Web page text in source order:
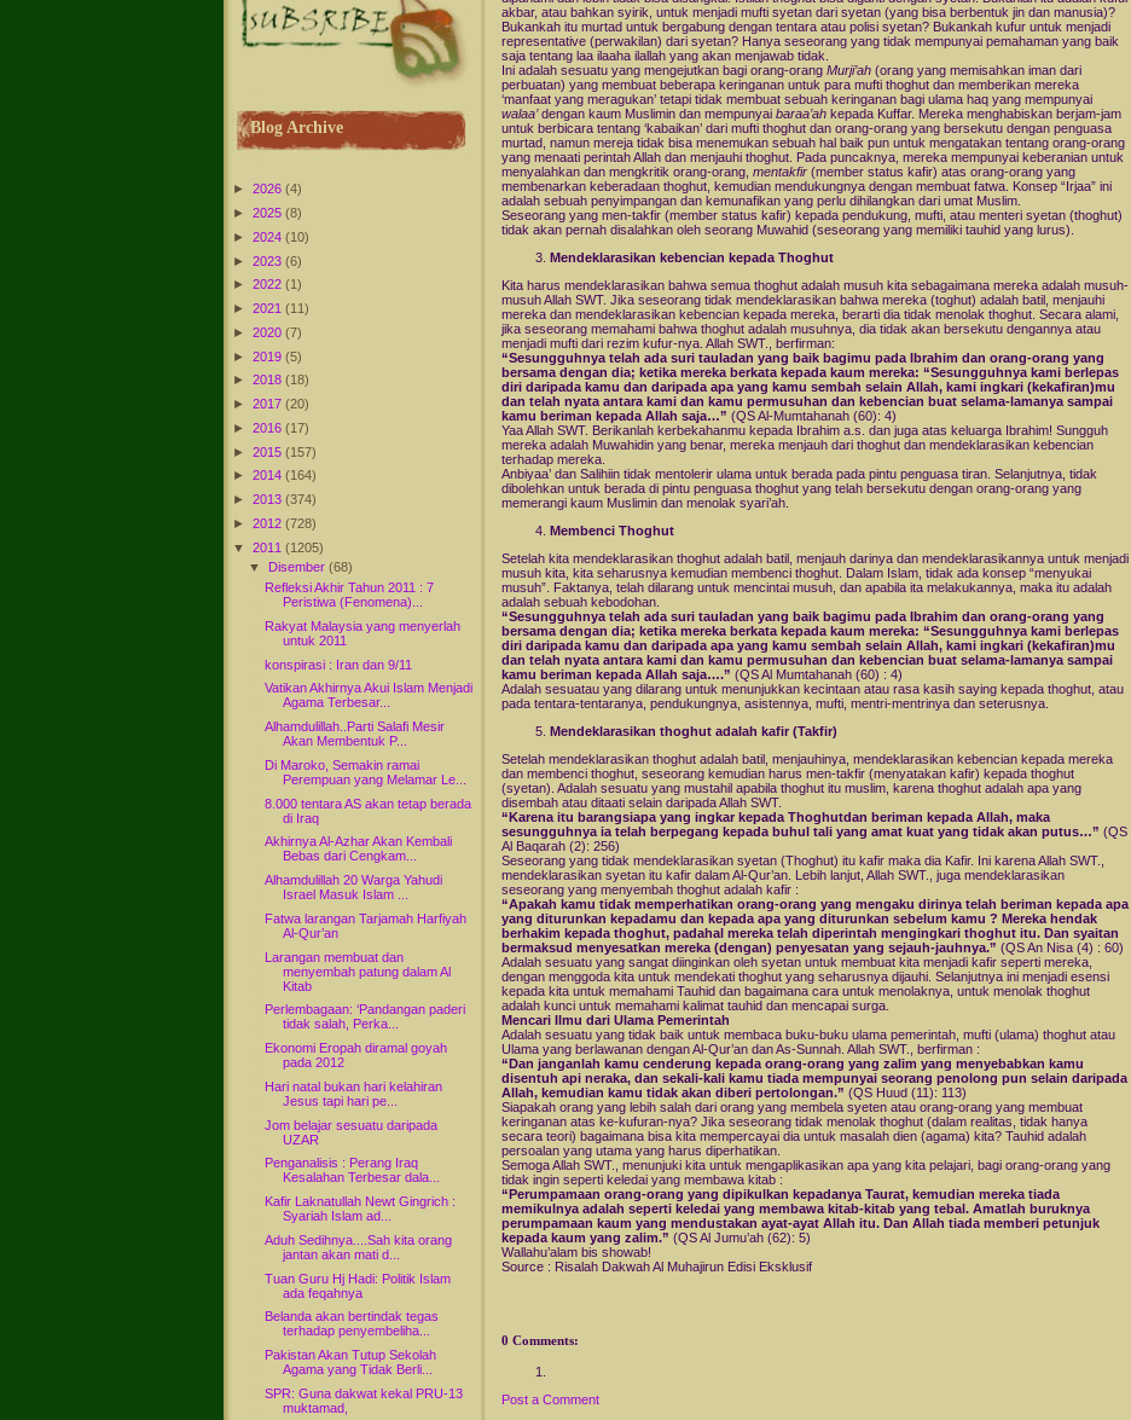
Blog Archive
► 2026 (4)
► 2025 (8)
► 2024 (10)
► 2023 (6)
► 2022 (1)
► 2021 (11)
► 2020 (7)
► 2019 (5)
► 2018 (18)
► 2017 (20)
► 2016 (17)
► 2015 (157)
► 2014 (164)
► 2013 (374)
► 2012 (728)
▼
2011 (1205)
▼
Disember(68)
Refleksi Akhir Tahun 2011 : 7
Peristiwa (Fenomena)...
Rakyat Malaysia yang menyerlah
untuk 2011
konspirasi : Iran dan 9/11
Vatikan Akhirnya Akui Islam Menjadi
Agama Terbesar...
Alhamdulillah..Parti Salafi Mesir
Akan Membentuk P...
Di Maroko, Semakin ramai
Perempuan yang Melamar Le...
8.000 tentara AS akan tetap berada
di Iraq
Akhirnya Al-Azhar Akan Kembali
Bebas dari Cengkam...
Alhamdulillah 20 Warga Yahudi
Israel Masuk Islam ...
Fatwa larangan Tarjamah Harfiyah
Al-Qur’an
Larangan membuat dan
menyembah patung dalam Al
Kitab
Perlembagaan: ‘Pandangan paderi
tidak salah, Perka...
Ekonomi Eropah diramal goyah
pada 2012
Hari natal bukan hari kelahiran
Jesus tapi hari pe...
Jom belajar sesuatu daripada
UZAR
Penganalisis : Perang Iraq
Kesalahan Terbesar dala...
Kafir Laknatullah Newt Gingrich :
Syariah Islam ad...
Aduh Sedihnya....Sah kita orang
jantan akan mati d...
Tuan Guru Hj Hadi: Politik Islam
ada feqahnya
Belanda akan bertindak tegas
terhadap penyembeliha...
Pakistan Akan Tutup Sekolah
Agama yang Tidak Berli...
SPR: Guna dakwat kekal PRU-13
muktamad,
akbar, atau bahkan syirik, untuk menjadi mufti syetan dari syetan (yang bisa berbentuk jin dan manusia)?
Bukankah itu murtad untuk bergabung dengan tentara atau polisi syetan? Bukankah kufur untuk menjadi
representative (perwakilan) dari syetan? Hanya seseorang yang tidak mempunyai pemahaman yang baik
saja tentang laa ilaaha ilallah yang akan menjawab tidak.
Ini adalah sesuatu yang mengejutkan bagi orang-orang Murji’ah (orang yang memisahkan iman dari
perbuatan) yang membuat beberapa keringanan untuk para mufti thoghut dan memberikan mereka
‘manfaat yang meragukan’ tetapi tidak membuat sebuah keringanan bagi ulama haq yang mempunyai
walaa’dengan kaum Muslimin dan mempunyai baraa’ah kepada Kuffar. Mereka menghabiskan berjam-jam
untuk berbicara tentang ‘kabaikan’ dari mufti thoghut dan orang-orang yang bersekutu dengan penguasa
murtad, namun mereja tidak bisa menemukan sebuah hal baik pun untuk mengatakan tentang orang-orang
yang menaati perintah Allah dan menjauhi thoghut. Pada puncaknya, mereka mempunyai keberanian untuk
menyalahkan dan mengkritik orang-orang, mentakfir (member status kafir) atas orang-orang yang
membenarkan keberadaan thoghut, kemudian mendukungnya dengan membuat fatwa. Konsep “Irjaa” ini
adalah sebuah penyimpangan dan kemunafikan yang perlu dihilangkan dari umat Muslim.
Seseorang yang men-takfir (member status kafir) kepada pendukung, mufti, atau menteri syetan (thoghut)
tidak akan pernah disalahkan oleh seorang Muwahid (seseorang yang memiliki tauhid yang lurus).
Mendeklarasikan kebencian kepada Thoghut
Kita harus mendeklarasikan bahwa semua thoghut adalah musuh kita sebagaimana mereka adalah musuh-
musuh Allah SWT. Jika seseorang tidak mendeklarasikan bahwa mereka (toghut) adalah batil, menjauhi
mereka dan mendeklarasikan kebencian kepada mereka, berarti dia tidak menolak thoghut. Secara alami,
jika seseorang memahami bahwa thoghut adalah musuhnya, dia tidak akan bersekutu dengannya atau
menjadi mufti dari rezim kufur-nya. Allah SWT., berfirman:
“Sesungguhnya telah ada suri tauladan yang baik bagimu pada Ibrahim dan orang-orang yang
bersama dengan dia; ketika mereka berkata kepada kaum mereka: “Sesungguhnya kami berlepas
diri daripada kamu dan daripada apa yang kamu sembah selain Allah, kami ingkari (kekafiran)mu
dan telah nyata antara kami dan kamu permusuhan dan kebencian buat selama-lamanya sampai
kamu beriman kepada Allah saja…” (QS Al-Mumtahanah (60): 4)
Yaa Allah SWT. Berikanlah kerbekahanmu kepada Ibrahim a.s. dan juga atas keluarga Ibrahim! Sungguh
mereka adalah Muwahidin yang benar, mereka menjauh dari thoghut dan mendeklarasikan kebencian
terhadap mereka.
Anbiyaa’ dan Salihiin tidak mentolerir ulama untuk berada pada pintu penguasa tiran. Selanjutnya, tidak
dibolehkan untuk berada di pintu penguasa thoghut yang telah bersekutu dengan orang-orang yang
memerangi kaum Muslimin dan menolak syari’ah.
Membenci Thoghut
Setelah kita mendeklarasikan thoghut adalah batil, menjauh darinya dan mendeklarasikannya untuk menjadi
musuh kita, kita seharusnya kemudian membenci thoghut. Dalam Islam, tidak ada konsep “menyukai
musuh”. Faktanya, telah dilarang untuk mencintai musuh, dan apabila ita melakukannya, maka itu adalah
adalah sebuah kebodohan.
“Sesungguhnya telah ada suri tauladan yang baik bagimu pada Ibrahim dan orang-orang yang
bersama dengan dia; ketika mereka berkata kepada kaum mereka: “Sesungguhnya kami berlepas
diri daripada kamu dan daripada apa yang kamu sembah selain Allah, kami ingkari (kekafiran)mu
dan telah nyata antara kami dan kamu permusuhan dan kebencian buat selama-lamanya sampai
kamu beriman kepada Allah saja….” (QS Al Mumtahanah (60) : 4)
Adalah sesuatau yang dilarang untuk menunjukkan kecintaan atau rasa kasih saying kepada thoghut, atau
pada tentara-tentaranya, pendukungnya, asistennya, mufti, mentri-mentrinya dan seterusnya.
Mendeklarasikan thoghut adalah kafir (Takfir)
Setelah mendeklarasikan thoghut adalah batil, menjauhinya, mendeklarasikan kebencian kepada mereka
dan membenci thoghut, seseorang kemudian harus men-takfir (menyatakan kafir) kepada thoghut
(syetan). Adalah sesuatu yang mustahil apabila thoghut itu muslim, karena thoghut adalah apa yang
disembah atau ditaati selain daripada Allah SWT.
“Karena itu barangsiapa yang ingkar kepada Thoghutdan beriman kepada Allah, maka
sesungguhnya ia telah berpegang kepada buhul tali yang amat kuat yang tidak akan putus…” (QS
Al Baqarah (2): 256)
Seseorang yang tidak mendeklarasikan syetan (Thoghut) itu kafir maka dia Kafir. Ini karena Allah SWT.,
mendeklarasikan syetan itu kafir dalam Al-Qur’an. Lebih lanjut, Allah SWT., juga mendeklarasikan
seseorang yang menyembah thoghut adalah kafir :
“Apakah kamu tidak memperhatikan orang-orang yang mengaku dirinya telah beriman kepada apa
yang diturunkan kepadamu dan kepada apa yang diturunkan sebelum kamu ? Mereka hendak
berhakim kepada thoghut, padahal mereka telah diperintah mengingkari thoghut itu. Dan syaitan
bermaksud menyesatkan mereka (dengan) penyesatan yang sejauh-jauhnya.” (QS An Nisa (4) : 60)
Adalah sesuatu yang sangat diinginkan oleh syetan untuk membuat kita menjadi kafir seperti mereka,
dengan menggoda kita untuk mendekati thoghut yang seharusnya dijauhi. Selanjutnya ini menjadi esensi
kepada kita untuk memahami Tauhid dan bagaimana cara untuk menolaknya, untuk menolak thoghut
adalah kunci untuk memahami kalimat tauhid dan mencapai surga.
Mencari Ilmu dari Ulama Pemerintah
Adalah sesuatu yang tidak baik untuk membaca buku-buku ulama pemerintah, mufti (ulama) thoghut atau
Ulama yang berlawanan dengan Al-Qur’an dan As-Sunnah. Allah SWT., berfirman :
“Dan janganlah kamu cenderung kepada orang-orang yang zalim yang menyebabkan kamu
disentuh api neraka, dan sekali-kali kamu tiada mempunyai seorang penolong pun selain daripada
Allah, kemudian kamu tidak akan diberi pertolongan.” (QS Huud (11): 113)
Siapakah orang yang lebih salah dari orang yang membela syeten atau orang-orang yang membuat
keringanan atas ke-kufuran-nya? Jika seseorang tidak menolak thoghut (dalam realitas, tidak hanya
secara teori) bagaimana bisa kita mempercayai dia untuk masalah dien (agama) kita? Tauhid adalah
persoalan yang utama yang harus diperhatikan.
Semoga Allah SWT., menunjuki kita untuk mengaplikasikan apa yang kita pelajari, bagi orang-orang yang
tidak ingin seperti keledai yang membawa kitab :
“Perumpamaan orang-orang yang dipikulkan kepadanya Taurat, kemudian mereka tiada
memikulnya adalah seperti keledai yang membawa kitab-kitab yang tebal. Amatlah buruknya
perumpamaan kaum yang mendustakan ayat-ayat Allah itu. Dan Allah tiada memberi petunjuk
kepada kaum yang zalim.” (QS Al Jumu’ah (62): 5)
Wallahu’alam bis showab!
Source : Risalah Dakwah Al Muhajirun Edisi Eksklusif
0 Comments:
Post a Comment